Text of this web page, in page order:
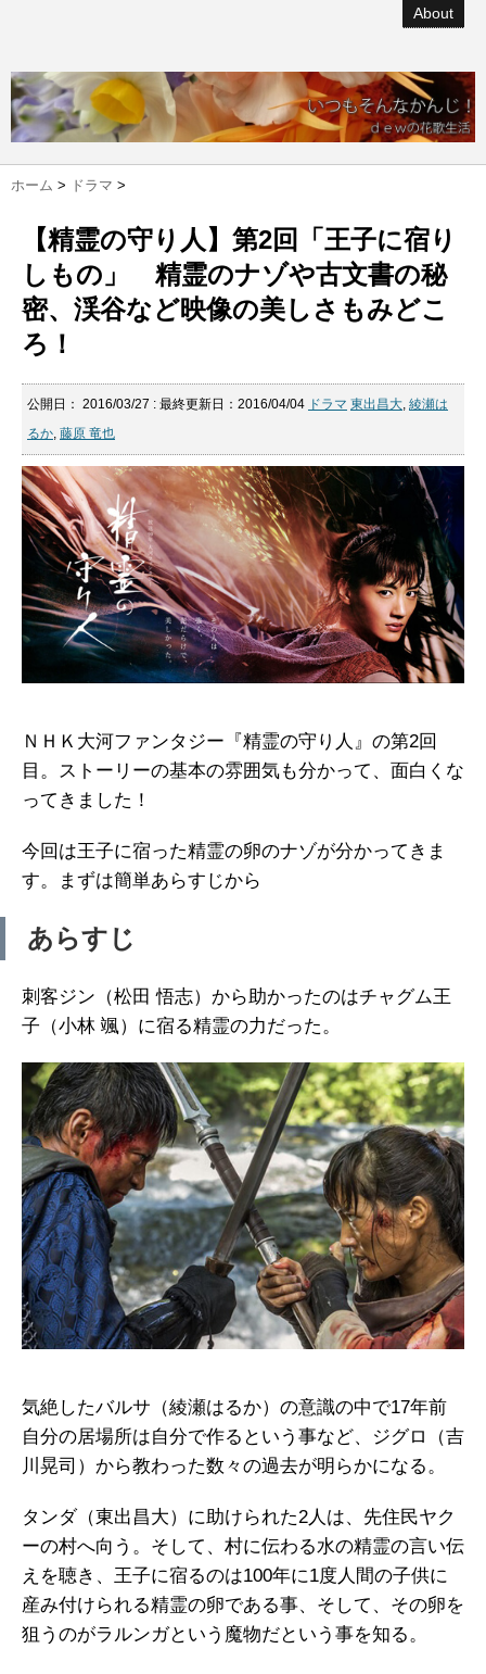
About
ホーム > ドラマ >
【精霊の守り人】第2回「王子に宿り
しもの」 精霊のナゾや古文書の秘
密、渓谷など映像の美しさもみどこ
ろ！
公開日： 2016/03/27 : 最終更新日：2016/04/04 ドラマ 東出昌大, 綾瀬は
るか, 藤原 竜也
ＮＨＫ大河ファンタジー『精霊の守り人』の第2回
目。ストーリーの基本の雰囲気も分かって、面白くな
ってきました！
今回は王子に宿った精霊の卵のナゾが分かってきま
す。まずは簡単あらすじから
あらすじ
刺客ジン（松田 悟志）から助かったのはチャグム王
子（小林 颯）に宿る精霊の力だった。
気絶したバルサ（綾瀬はるか）の意識の中で17年前
自分の居場所は自分で作るという事など、ジグロ（吉
川晃司）から教わった数々の過去が明らかになる。
タンダ（東出昌大）に助けられた2人は、先住民ヤク
ーの村へ向う。そして、村に伝わる水の精霊の言い伝
えを聴き、王子に宿るのは100年に1度人間の子供に
産み付けられる精霊の卵である事、そして、その卵を
狙うのがラルンガという魔物だという事を知る。